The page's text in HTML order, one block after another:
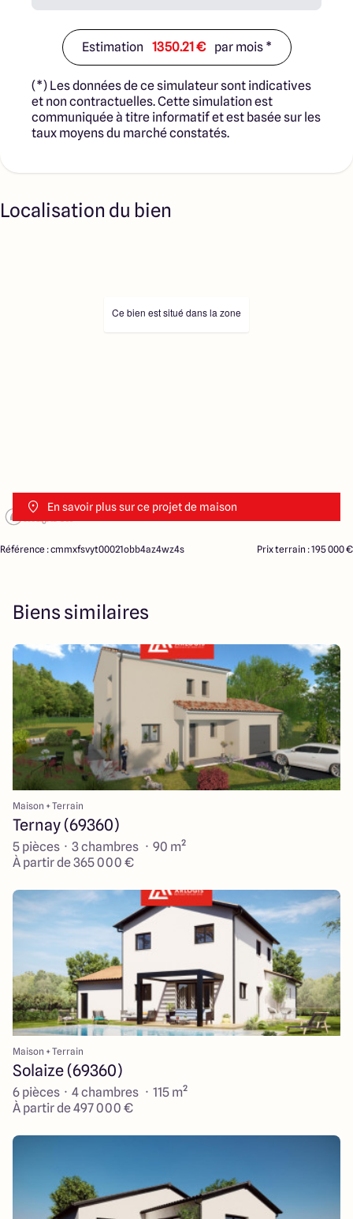
Estimation 1350.21 € par mois *
(*) Les données de ce simulateur sont indicatives
et non contractuelles. Cette simulation est
communiquée à titre informatif et est basée sur les
taux moyens du marché constatés.
Localisation du bien
En savoir plus sur ce projet de maison
Ce bien est situé dans la zone
Référence : cmmxfsvyt00021obb4az4wz4s Prix terrain : 195 000 €
Biens similaires
Maison + Terrain
Ternay (69360)
5 pièces · 3 chambres · 90 m²
À partir de 365 000 €
Maison + Terrain
Solaize (69360)
6 pièces · 4 chambres · 115 m²
À partir de 497 000 €